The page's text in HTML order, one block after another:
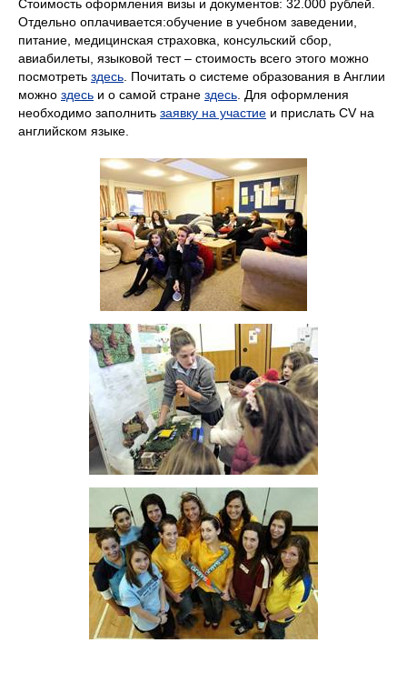
Стоимость оформления визы и документов: 32.000 рублей.
Отдельно оплачивается:обучение в учебном заведении,
питание, медицинская страховка, консульский сбор,
авиабилеты, языковой тест – стоимость всего этого можно
посмотреть здесь . Почитать о системе образования в Англии
можно здесь и о самой стране здесь . Для оформления
необходимо заполнить заявку на участие и прислать СV на
английском языке.